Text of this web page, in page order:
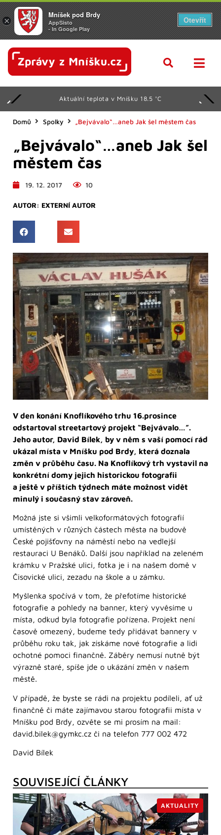
Aktuální teplota v Mníšku 18.5 °C
Domů Spolky „Bejvávalo“…aneb Jak šel městem čas
„Bejvávalo“…aneb Jak šel
městem čas
19. 12. 2017 10
AUTOR: EXTERNÍ AUTOR
V den konání Knoflíkového trhu 16.prosince
odstartoval streetartový projekt “Bejvávalo…”.
Jeho autor, David Bílek, by v něm s vaší pomocí rád
ukázal místa v Mníšku pod Brdy, která doznala
změn v průběhu času. Na Knoflíkový trh vystavil na
konkrétní domy jejich historickou fotografii
a ještě v příštích týdnech máte možnost vidět
minulý i současný stav zároveň.
Možná jste si všimli velkoformátových fotografií
umístěných v různých částech města na budově
České pojišťovny na náměstí nebo na vedlejší
restauraci U Benáků. Další jsou například na zeleném
krámku v Pražské ulici, fotka je i na našem domě v
Čisovické ulici, zezadu na škole a u zámku.
Myšlenka spočívá v tom, že přefotíme historické
fotografie a pohledy na banner, který vyvěsíme u
místa, odkud byla fotografie pořízena. Projekt není
časově omezený, budeme tedy přidávat bannery v
průběhu roku tak, jak získáme nové fotografie a lidi
ochotné pomoci finančně. Záběry nemusí nutně být
výrazně staré, spíše jde o ukázání změn v našem
městě.
V případě, že byste se rádi na projektu podíleli, ať už
finančně či máte zajímavou starou fotografii místa v
Mníšku pod Brdy, ozvěte se mi prosím na mail:
david.bilek@gymkc.cz či na telefon 777 002 472
David Bílek
SOUVISEJÍCÍ ČLÁNKY
AKTUALITY
×
Mníšek pod Brdy
AppSisto
- In Google Play
Otevřít